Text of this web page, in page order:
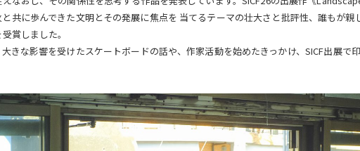
共に歩んできた文明とその発展に焦点を 当てるテーマの壮大さと批評性、誰もが親
賞しました。
きな影響を受けたスケートボードの話や、作家活動を始めたきっかけ、SICF出展で